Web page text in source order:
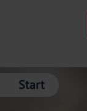
Start